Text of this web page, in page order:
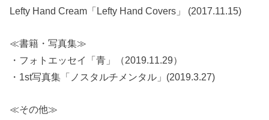
Lefty Hand Cream「Lefty Hand Covers」 (2017.11.15)
≪書籍・写真集≫
・フォトエッセイ「青」（2019.11.29）
・1st写真集「ノスタルチメンタル」(2019.3.27)
≪その他≫